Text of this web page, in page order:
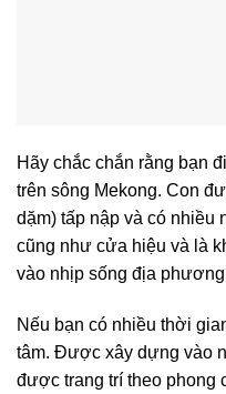
Hãy chắc chắn rằng bạn
trên sông Mekong. Con
dặm) tấp nập và có nhiều
cũng như cửa hiệu và là
vào nhịp sống địa
Nếu bạn có nhiều thời
tâm. Được xây dựng vào
được trang trí theo phong